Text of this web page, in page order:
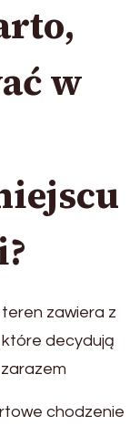
w
zawiera z
które decydują
chodzenie